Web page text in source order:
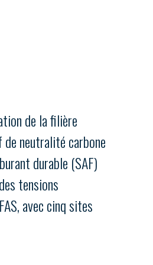
de la filière
neutralité carbone
durable (SAF)
tensions
avec cinq sites